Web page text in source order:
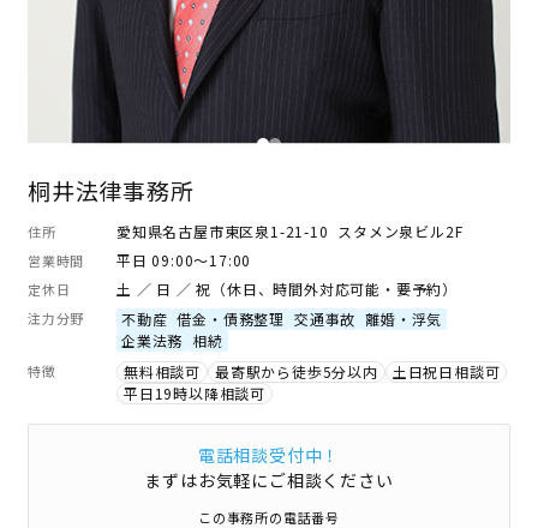
桐井法律事務所
住所 愛知県名古屋市東区泉1-21-10 スタメン泉ビル2F
営業時間 平日 09:00～17:00
定休日 土 ／ 日 ／ 祝（休日、時間外対応可能・要予約）
注力分野 不動産 借金・債務整理 交通事故 離婚・浮気
企業法務 相続
特徴 無料相談可 最寄駅から徒歩5分以内
土日祝日相談可
平日19時以降相談可
電話相談受付中！
まずはお気軽にご相談ください
この事務所の電話番号